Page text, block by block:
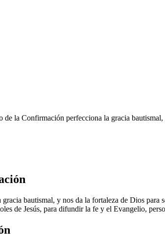
la Confirmación perfecciona la gracia
bautismal, y nos da la fortaleza de Dios
de Jesús, para difundir la fe y el Evangelio,